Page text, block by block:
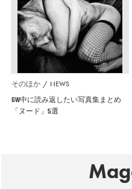
そのほか NEWS
GW中に読み返したい写真集まとめ
「ヌード」5選